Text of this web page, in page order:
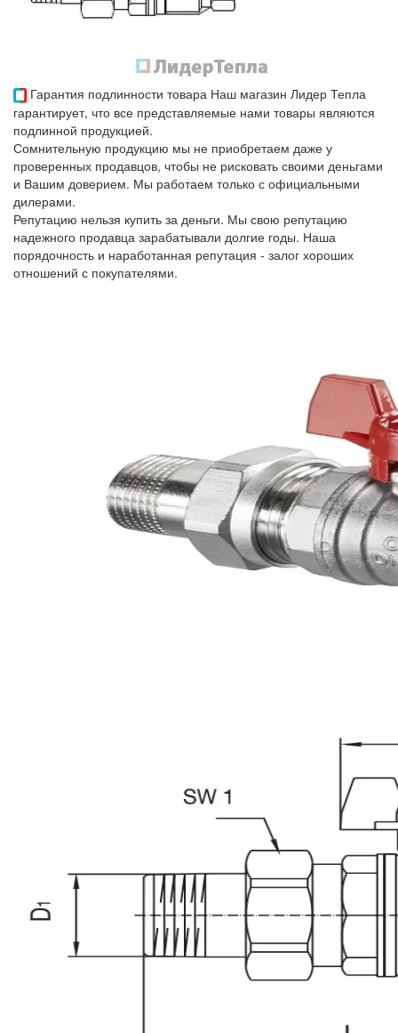
Гарантия подлинности товара Наш магазин Лидер Тепла
гарантирует, что все представляемые нами товары являются
подлинной продукцией.
Сомнительную продукцию мы не приобретаем даже у
проверенных продавцов, чтобы не рисковать своими деньгами
и Вашим доверием. Мы работаем только с официальными
дилерами.
Репутацию нельзя купить за деньги. Мы свою репутацию
надежного продавца зарабатывали долгие годы. Наша
порядочность и наработанная репутация - залог хороших
отношений с покупателями.